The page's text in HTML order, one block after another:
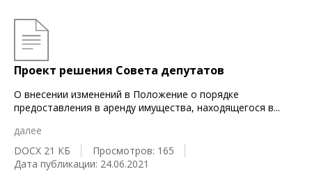
Проект решения Совета депутатов
О внесении изменений в Положение о порядке
предоставления в аренду имущества, находящегося в...
далее
DOCX 21 КБ
Просмотров: 165
Дата публикации: 24.06.2021